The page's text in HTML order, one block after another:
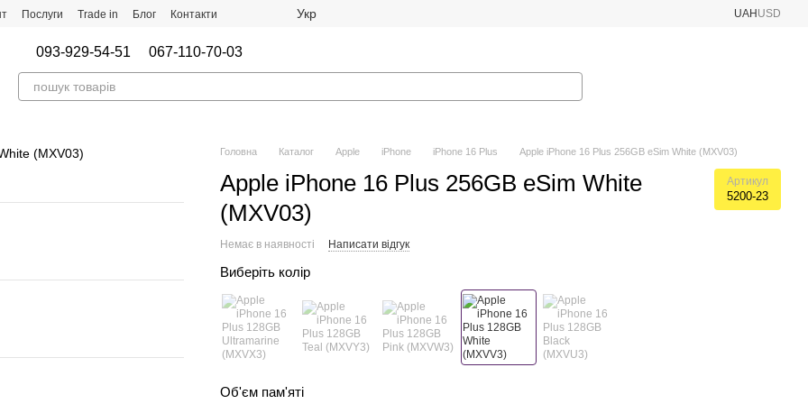
Послуги Trade in Блог Контакти Укр UAH USD
093-929-54-51 067-110-70-03
Головна Каталог Apple iPhone iPhone 16 Plus Apple iPhone 16 Plus 256GB eSim White (MXV03)
Apple iPhone 16 Plus 256GB eSim White
(MXV03)
Артикул
5200-23
Немає в наявності Написати відгук
Виберіть колір
Об'єм пам'яті